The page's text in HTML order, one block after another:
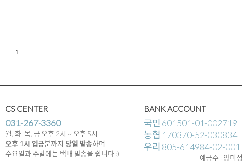
1
CS CENTER
031-267-3360
월, 화, 목, 금 오후 2시 ~ 오후 5시
오후 1시 입금분까지 당일 발송하며,
수요일과 주말에는 택배 발송을 쉽니다 :)
BANK ACCOUNT
국민 601501-01-002719
농협 170370-52-030834
우리 805-614984-02-001
예금주 : 양미정